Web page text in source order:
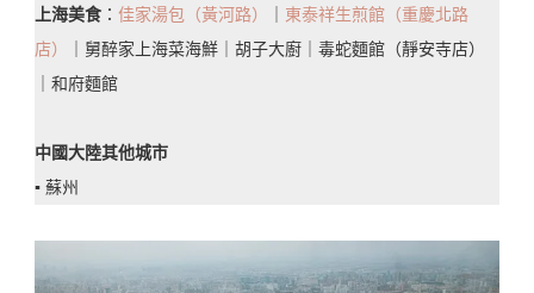
巔」
俯
上海美食 ： 佳家湯包（黃河路）
東泰祥生煎館（重慶北路
店）
｜舅醉家上海菜海鮮｜胡子大廚｜毒蛇麵館（靜安寺店）
｜和府麵館
中國大陸其他城市
▪️ 蘇州